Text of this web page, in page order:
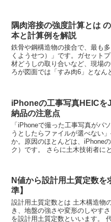
隅肉溶接の強度計算とは
本と計算例を解説
鉄骨や鋼構造物の接合で、最も
くようせつ）」です。ガセット
材どうしの取り合いなど、現場
ろが図面では「すみ肉6」となん
iPhoneの工事写真HEICを
納品の注意点
「iPhoneで撮った工事写真がパ
うとしたらファイルが選べない
か。原因のほとんどは、iPhone
ク）です。 さらに土木技術者に
N値から設計用土質定数
準】
設計用土質定数とは 土木構造物
き、地盤の強さや変形のしやす
を設計用土質定数といいます。